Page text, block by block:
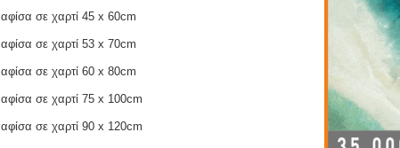
αφίσα σε χαρτί 45 x 60cm
αφίσα σε χαρτί 53 x 70cm
αφίσα σε χαρτί 60 x 80cm
αφίσα σε χαρτί 75 x 100cm
αφίσα σε χαρτί 90 x 120cm